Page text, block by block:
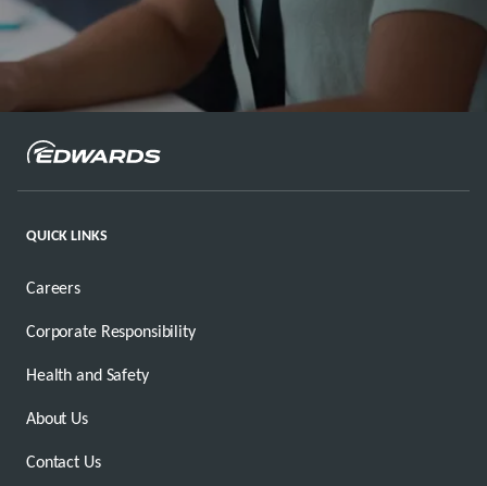
QUICK LINKS
Careers
Corporate Responsibility
Health and Safety
About Us
Contact Us